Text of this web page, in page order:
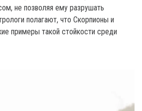
не позволяя ему разрушать
полагают, что Скорпионы и
примеры такой стойкости среди